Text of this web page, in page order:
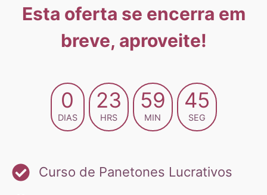
Esta oferta se encerra em
breve, aproveite!
0
DIAS
23
HRS
59
MIN
43
SEG
Curso de Panetones Lucrativos